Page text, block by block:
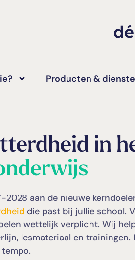
Producten &
in
aan de nieuwe
die past bij jullie school.
wettelijk verplicht. Wij
lesmateriaal en trainingen.